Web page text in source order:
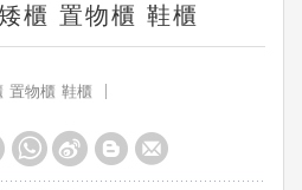
櫃 置物櫃 鞋櫃
置物櫃 鞋櫃